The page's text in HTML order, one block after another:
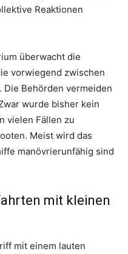
Reaktionen
überwacht die
vorwiegend zwischen
Behörden vermeiden
wurde bisher kein
vielen Fällen zu
Meist wird das
manövrierunfähig sind
mit kleinen
mit einem lauten